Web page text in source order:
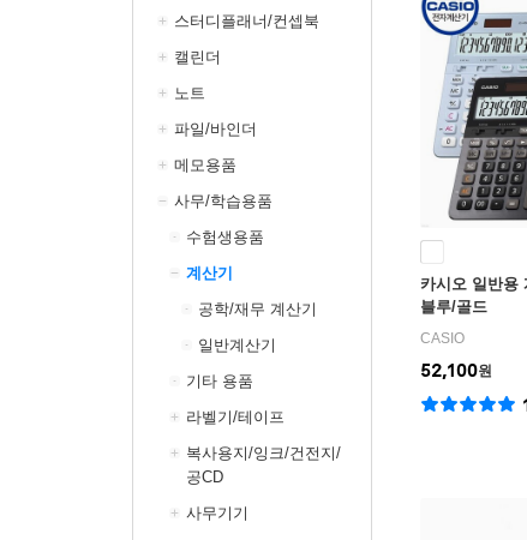
스터디플래너/컨셉북
캘린더
노트
파일/바인더
메모용품
사무/학습용품
수험생용품
계산기
공학/재무 계산기
일반계산기
기타 용품
라벨기/테이프
복사용지/잉크/건전지/
공CD
사무기기
카시오 일반용
블루/골드
CASIO
52,100원